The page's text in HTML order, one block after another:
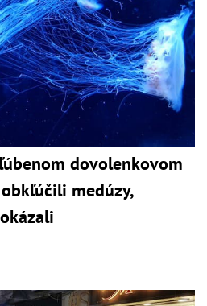
dovolenkovom
medúzy,